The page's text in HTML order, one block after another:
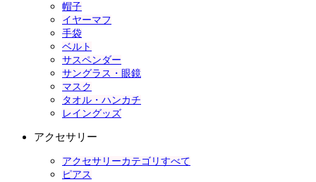
帽子
イヤーマフ
手袋
ベルト
サスペンダー
サングラス・眼鏡
マスク
タオル・ハンカチ
レイングッズ
アクセサリー
アクセサリーカテゴリすべて
ピアス